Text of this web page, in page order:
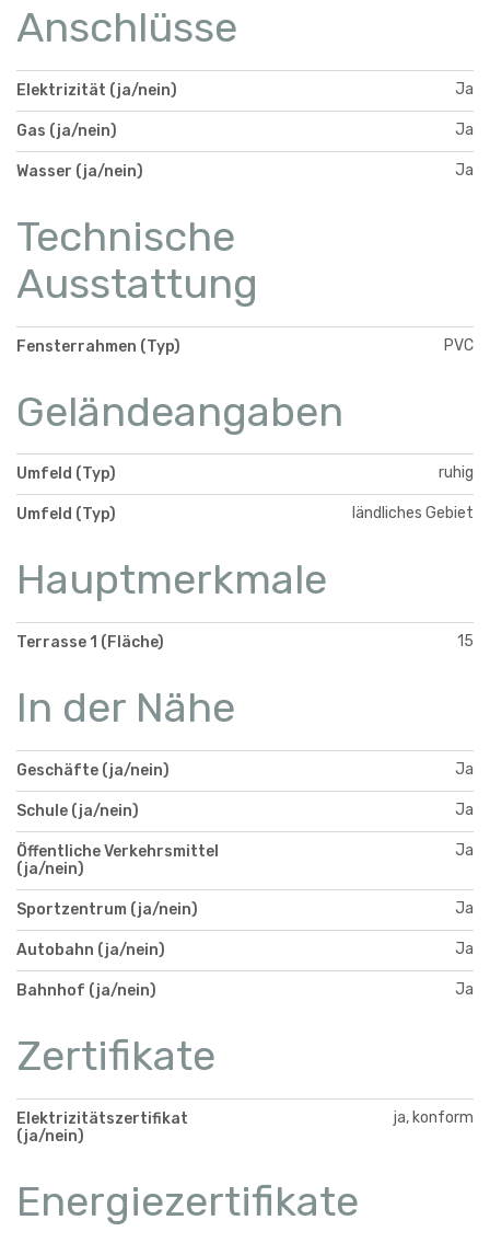
Anschlüsse
Elektrizität (ja/nein) Ja
Gas (ja/nein) Ja
Wasser (ja/nein) Ja
Technische
Ausstattung
Fensterrahmen (Typ) PVC
Geländeangaben
Umfeld (Typ) ruhig
Umfeld (Typ) ländliches Gebiet
Hauptmerkmale
Terrasse 1 (Fläche) 15
In der Nähe
Geschäfte (ja/nein) Ja
Schule (ja/nein) Ja
Öffentliche Verkehrsmittel
(ja/nein)
Ja
Sportzentrum (ja/nein) Ja
Autobahn (ja/nein) Ja
Bahnhof (ja/nein) Ja
Zertifikate
Elektrizitätszertifikat
(ja/nein)
ja, konform
Energiezertifikate